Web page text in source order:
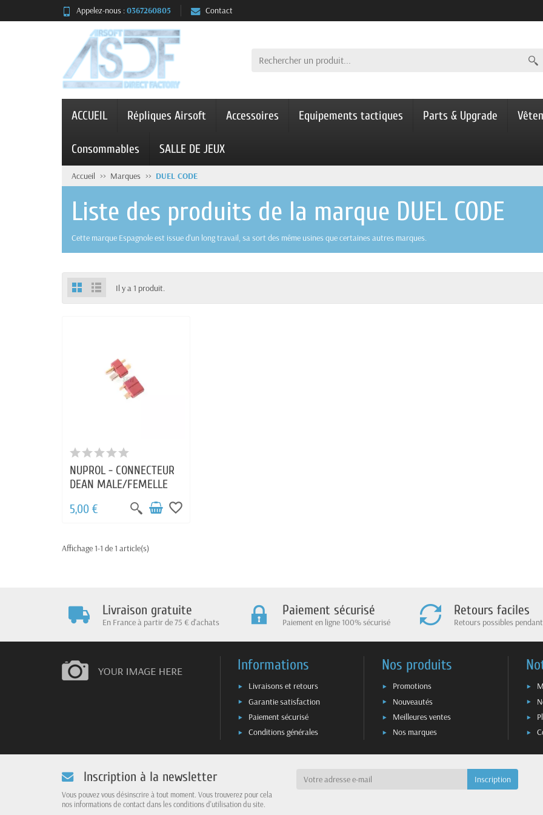
Appelez-nous :0367260805 Contact
ACCUEIL Répliques Airsoft Accessoires Equipements tactiques Parts & Upgrade
Consommables SALLE DE JEUX
Accueil Marques DUEL CODE
Liste des produits de la marque DUEL CODE
Cette marque Espagnole est issue d'un long travail, sa sort des même usines que certaines autres marques.
Il y a 1 produit.
NUPROL - CONNECTEUR
DEAN MALE/FEMELLE
5,00 €
favorite_border
Affichage 1-1 de 1 article(s)
Livraison gratuite
En France à partir de 75 € d'achats
Paiement sécurisé
Paiement en ligne 100% sécurisé
Retours faciles
Retours possibles
Informations
Livraisons et retours
Garantie satisfaction
Paiement sécurisé
Conditions générales
Nos produits
Promotions
Nouveautés
Meilleures ventes
Nos marques
Inscription à la newsletter
Vous pouvez vous désinscrire à tout moment. Vous trouverez pour cela
nos informations de contact dans les conditions d'utilisation du site.